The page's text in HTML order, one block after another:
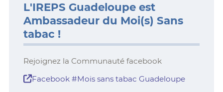
L'IREPS Guadeloupe est
Ambassadeur du Moi(s) Sans
tabac !
Rejoignez la Communauté facebook
Facebook #Mois sans tabac Guadeloupe